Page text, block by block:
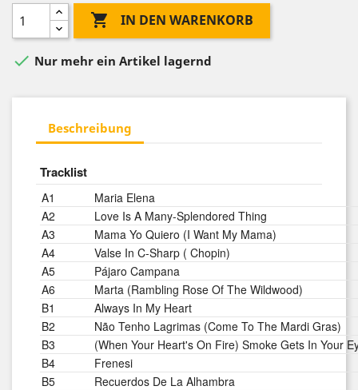
 IN DEN WARENKORB
 Nur mehr ein Artikel lagernd
Beschreibung
Tracklist
A1
Maria Elena
A2
Love Is A Many-Splendored Thing
A3
Mama Yo Quiero (I Want My Mama)
A4
Valse In C-Sharp ( Chopin)
A5
Pájaro Campana
A6
Marta (Rambling Rose Of The Wildwood)
B1
Always In My Heart
B2
Não Tenho Lagrimas (Come To The Mardi Gras)
B3
(When Your Heart's On Fire) Smoke Gets In Your
B4
Frenesi
B5
Recuerdos De La Alhambra